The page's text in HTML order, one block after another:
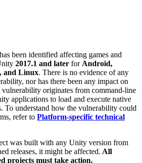
Unity
мобильные хиты с Unity
с небольшими командами
разных платформах
и технические советы
центр
ваше учебное заведение
been identified affecting games and
2017.1 and later for Android,
and Linux. There is no evidence of any
nor has there been any impact on
vulnerability originates from command-line
applications to load and execute native
To understand how the vulnerability could
refer to Platform-specific technical
was built with any Unity version from
releases, it might be affected. All
projects must take action.